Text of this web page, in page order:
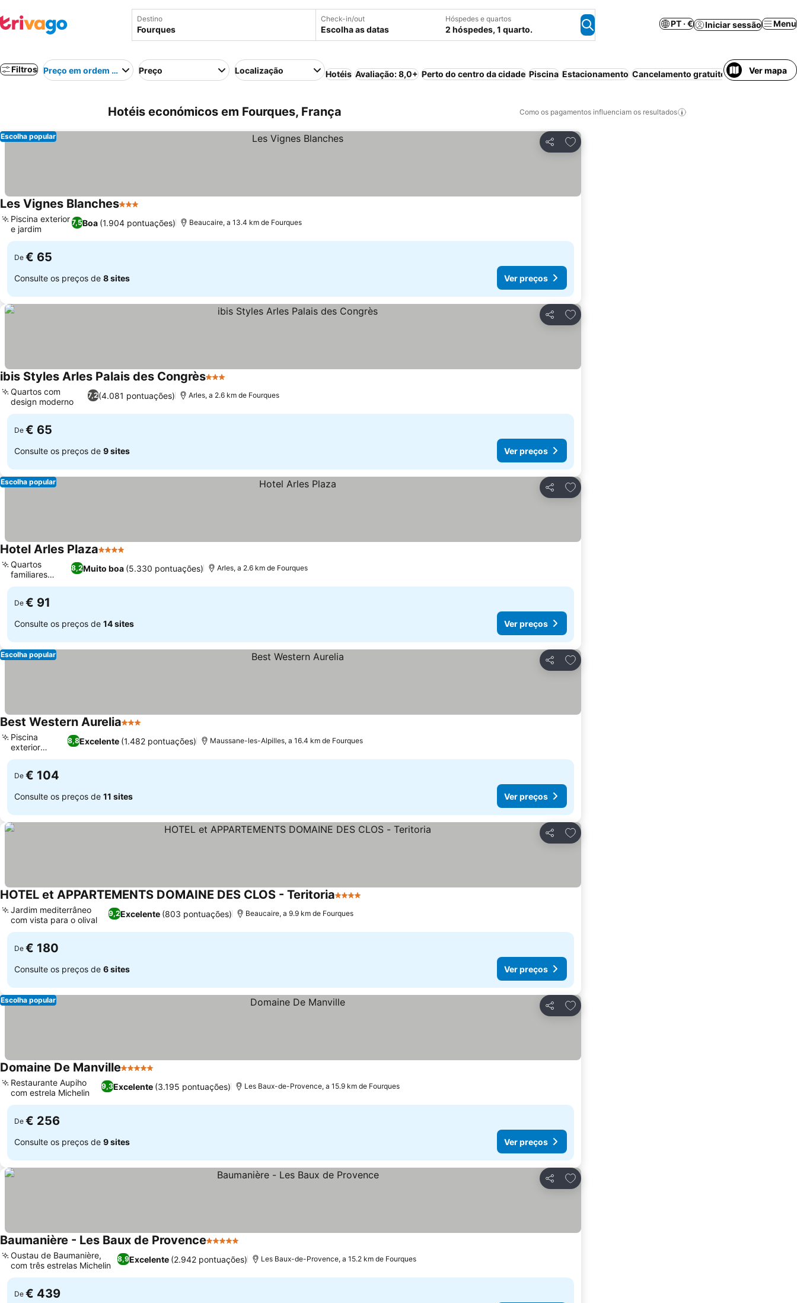
Destino Check-in/out
Escolha as datas
Hóspedes e quartos
2 hóspedes, 1 quarto.
PT · € Iniciar sessão Menu
Filtros Preço em ordem crescentePreço Localização Hotéis Avaliação: 8,0+ Perto do centro da cidade Piscina Estacionamento Cancelamento gratuito Ver mapa
Hotéis económicos em Fourques, França Como os pagamentos influenciam os resultados
Partilhar
Adicionar aos favoritos
Escolha popular
Les Vignes Blanches3 Estrelas
7,5Boa (1.904 pontuações)
Piscina exterior
e jardim
Beaucaire, a 13.4 km de Fourques
De € 65
Consulte os preços de 8 sites Ver preços
Partilhar
Adicionar aos favoritos
ibis Styles Arles Palais des Congrès3 Estrelas
7,2(4.081 pontuações)
Quartos com
design moderno
Arles, a 2.6 km de Fourques
De € 65
Consulte os preços de 9 sites Ver preços
Partilhar
Adicionar aos favoritos
Escolha popular
Hotel Arles Plaza4 Estrelas
8,2Muito boa (5.330 pontuações)
Quartos
familiares
duplex
Arles, a 2.6 km de Fourques
De € 91
Consulte os preços de 14 sites Ver preços
Partilhar
Adicionar aos favoritos
Escolha popular
Best Western Aurelia3 Estrelas
8,8Excelente (1.482 pontuações)
Piscina
exterior
sazonal
Maussane-les-Alpilles, a 16.4 km de Fourques
De € 104
Consulte os preços de 11 sites Ver preços
Partilhar
Adicionar aos favoritos
HOTEL et APPARTEMENTS DOMAINE DES CLOS - Teritoria4 Estrelas
9,2Excelente (803 pontuações)
Jardim mediterrâneo
com vista para o olival
Beaucaire, a 9.9 km de Fourques
De € 180
Consulte os preços de 6 sites Ver preços
Partilhar
Adicionar aos favoritos
Escolha popular
Domaine De Manville5 Estrelas
9,3Excelente (3.195 pontuações)
Restaurante Aupiho
com estrela Michelin
Les Baux-de-Provence, a 15.9 km de Fourques
De € 256
Consulte os preços de 9 sites Ver preços
Partilhar
Adicionar aos favoritos
Baumanière - Les Baux de Provence5 Estrelas
8,9Excelente (2.942 pontuações)
Oustau de Baumanière,
com três estrelas Michelin
Les Baux-de-Provence, a 15.2 km de Fourques
De € 439